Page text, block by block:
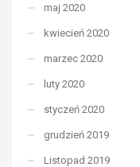
maj 2020
kwiecień 2020
marzec 2020
luty 2020
styczeń 2020
grudzień 2019
Listopad 2019